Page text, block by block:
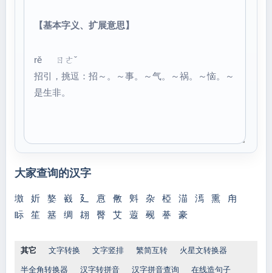
【基本字义、扩展意思】
rě ㄖㄜˇ
招引，挑逗：招～。～事。～气。～祸。～恼。～
是生非。
大家查询的汉字
墽 妡 嫯 巀 廴 慐 敒 斞 杂 椏 渵 漹 熏
甪
眎
笙 簊 绸 翃 臀 艾 蕸 觋 諅 豪
其它 文字转换 文字竖排 繁简互转 火星文转换器
半全角转换器 汉字转拼音 汉字拼音查询 在线造句子